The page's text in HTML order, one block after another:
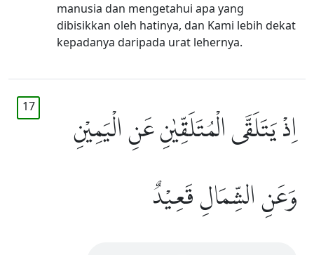
manusia dan mengetahui apa yang
dibisikkan oleh hatinya, dan Kami lebih dekat
kepadanya daripada urat lehernya.
17
اِذْ يَتَلَقَّى الْمُتَلَقِّيٰنِ عَنِ الْيَمِيْنِ
وَعَنِ الشِّمَالِ قَعِيْدٌ